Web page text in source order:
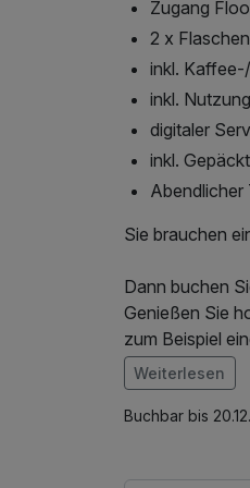
Zugang
2 x
inkl.
inkl.
digitaler
inkl.
Sie brauchen
Dann buchen
Genießen Sie
zum Beispiel
Diese Bar ist
Szene-Bar.
Lassen Sie
Im Angebot
1 Flasche
Weiterlesen
Buchbar bis